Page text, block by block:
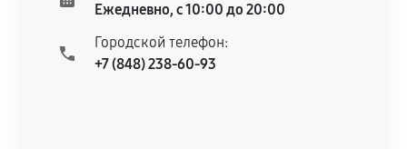
Ежедневно, с 10:00 до 20:00
Городской телефон:
+7 (848) 238-60-93